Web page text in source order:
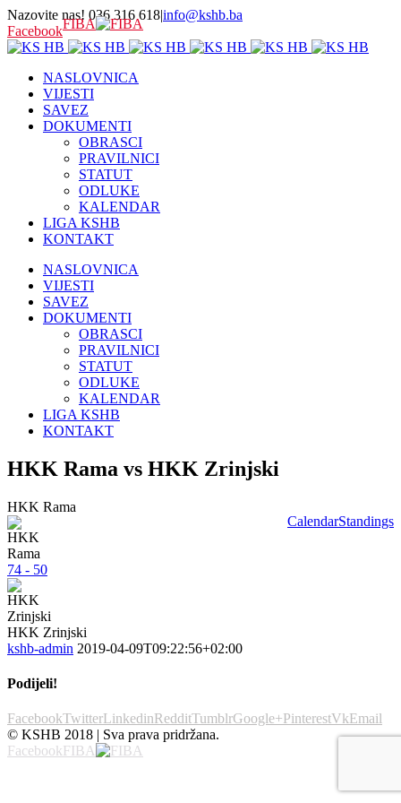
Nazovite nas! 036 316 618|info@kshb.ba
FacebookFIBA
NASLOVNICA
VIJESTI
SAVEZ
DOKUMENTI
OBRASCI
PRAVILNICI
STATUT
ODLUKE
KALENDAR
LIGA KSHB
KONTAKT
NASLOVNICA
VIJESTI
SAVEZ
DOKUMENTI
OBRASCI
PRAVILNICI
STATUT
ODLUKE
KALENDAR
LIGA KSHB
KONTAKT
HKK Rama vs HKK Zrinjski
CalendarStandings
HKK Rama
74 - 50
HKK Zrinjski
kshb-admin 2019-04-09T09:22:56+02:00
Podijeli!
FacebookTwitterLinkedinRedditTumblrGoogle+PinterestVkEmail
© KSHB 2018 | Sva prava pridržana.
FacebookFIBA